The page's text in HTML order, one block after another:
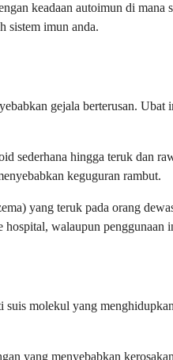
keadaan autoimun di mana
sistem imun anda.
gejala berterusan.
sederhana hingga teruk dan
keguguran rambut.
yang teruk pada orang
walaupun penggunaan
molekul yang
yang menyebabkan